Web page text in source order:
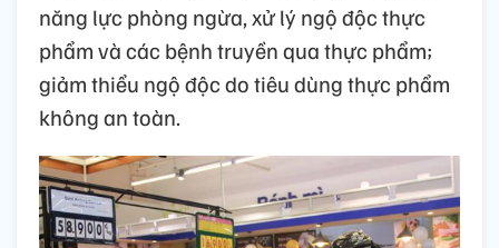
năng lực phòng ngừa, xử lý ngộ độc thực
phẩm và các bệnh truyền qua thực phẩm;
giảm thiểu ngộ độc do tiêu dùng thực phẩm
không an toàn.